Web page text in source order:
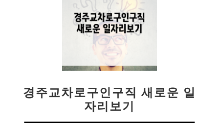
경주교차로구인구직 새로운 일
자리보기